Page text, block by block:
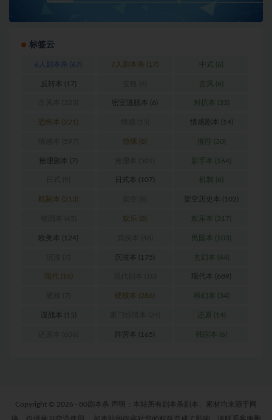
标签云
6人剧本杀 (67) 7人剧本杀 (17) 中式 (6)
反转本 (17) 古风 (6)
密室逃脱本 (6) 对抗本 (33)
恐怖本 (221) 情感剧本 (14)
惊悚 (8) 推理 (30)
推理剧本 (7) 新手本 (164)
日式本 (107) 机制 (6)
机制本 (313) 架空历史本 (102)
欢乐 (8) 欢乐本 (317)
欧美本 (124) 民国本 (103)
沉浸本 (175) 玄幻本 (44)
现代 (16) 现代本 (689)
硬核本 (286) 科幻本 (34)
谍战本 (15) 还原 (14)
阵营本 (165) 韩国本 (6)
Copyright © 2026 · 80剧本杀 声明：本站所有剧本杀剧本、素材均来源于网